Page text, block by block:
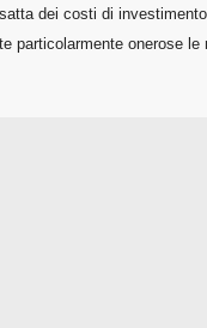
dei costi di
particolarmente onerose le